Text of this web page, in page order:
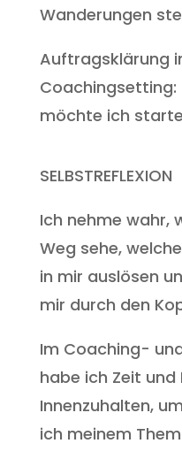
Wanderungen
Auftragsklärung
Coachingsetting:
möchte ich
SELBSTREFLEXION
Ich nehme wahr,
Weg sehe,
in mir auslösen
mir durch den
Im Coaching-
habe ich Zeit
Innenzuhalten,
ich meinem